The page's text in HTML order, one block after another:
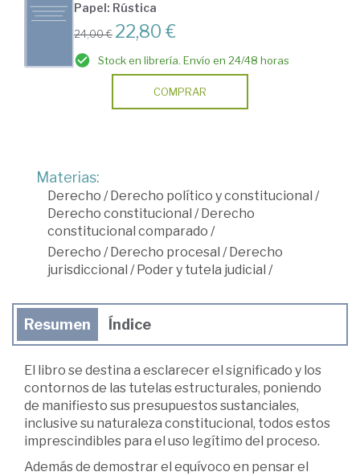
Papel: Rústica
24,00 € 22,80 €
Stock en librería. Envío en 24/48 horas
COMPRAR
Materias:
Derecho /Derecho político y constitucional /
Derecho constitucional /Derecho
constitucional comparado /
Derecho /Derecho procesal /Derecho
jurisdiccional /Poder y tutela judicial /
Resumen Índice
El libro se destina a esclarecer el significado y los
contornos de las tutelas estructurales, poniendo
de manifiesto sus presupuestos sustanciales,
inclusive su naturaleza constitucional, todos estos
imprescindibles para el uso legítimo del proceso.
Además de demostrar el equívoco en pensar el